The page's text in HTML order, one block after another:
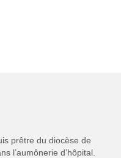
prêtre du diocèse de
l’aumônerie d’hôpital.